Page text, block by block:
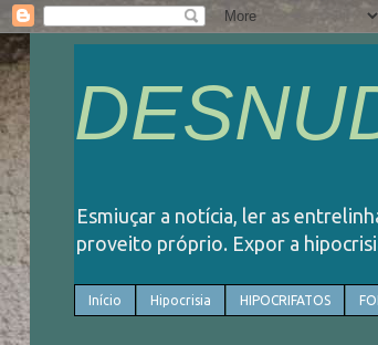
Esmiuçar a notícia, ler as
proveito próprio. Expor a
Início Hipocrisia HIPOCRIFATOS